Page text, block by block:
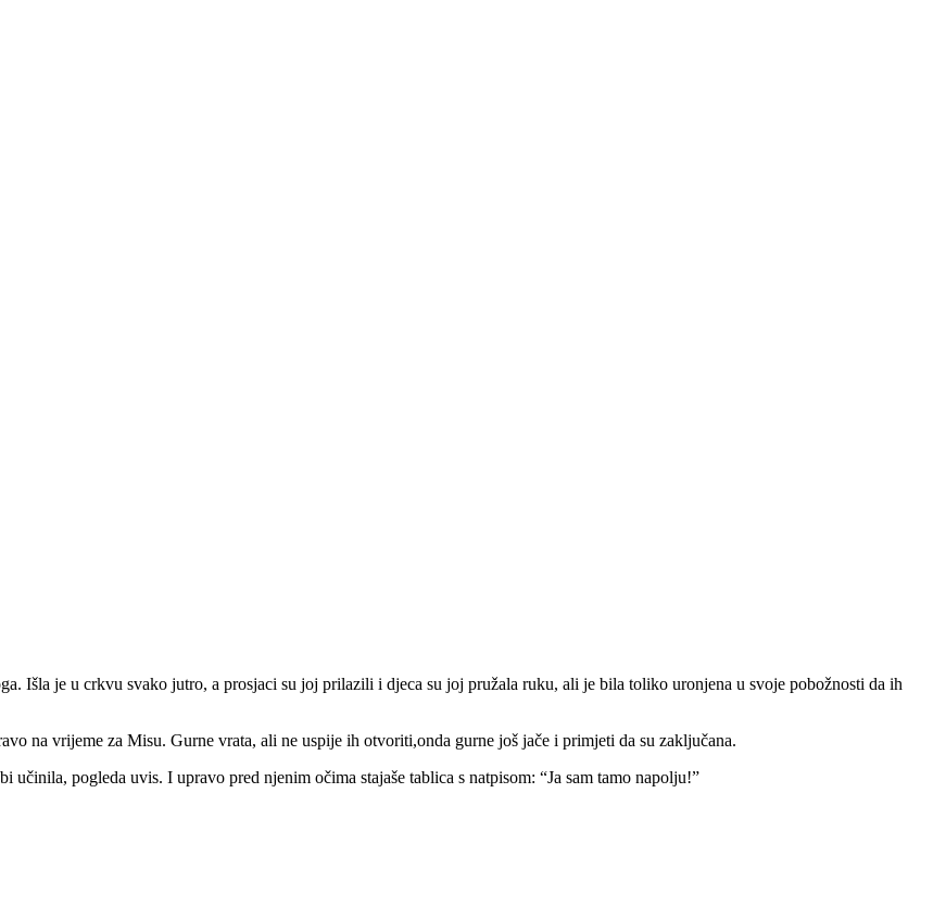
Išla je u crkvu svako jutro, a prosjaci su joj prilazili i djeca su joj pružala ruku, ali je bila toliko uronjena u svoje pobožnosti da ih
na vrijeme za Misu. Gurne vrata, ali ne uspije ih otvoriti,onda gurne još jače i primjeti da su zaključana.
pogleda uvis. I upravo pred njenim očima stajaše tablica s natpisom: “Ja sam tamo napolju!”